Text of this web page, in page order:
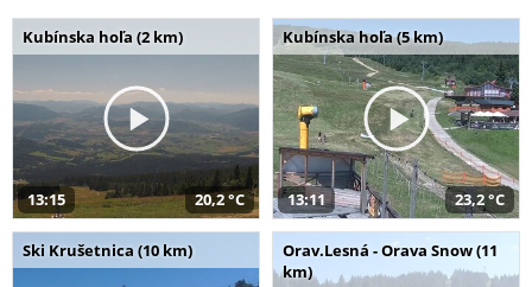
Kubínska hoľa (2 km)
13:15 20,2 °C
Kubínska hoľa (5 km)
13:11 23,2 °C
Ski Krušetnica (10 km)
Orav.Lesná - Orava Snow (11
km)